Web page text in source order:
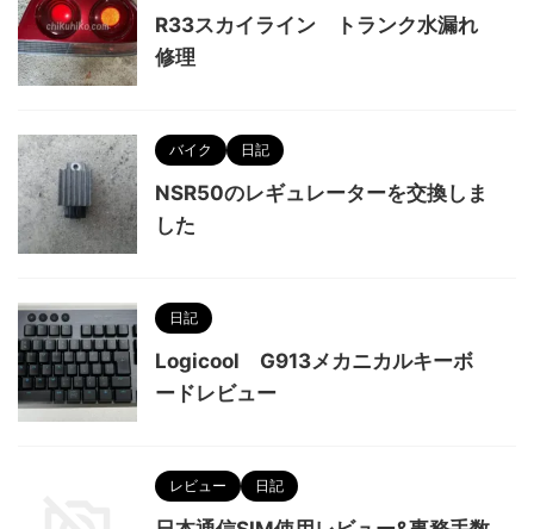
R33スカイライン トランク水漏れ
修理
バイク 日記
NSR50のレギュレーターを交換しま
した
日記
Logicool G913メカニカルキーボ
ードレビュー
レビュー 日記